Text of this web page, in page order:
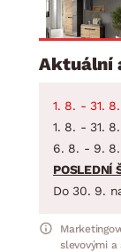
Aktuální
1. 8. - 31.
1. 8. - 31.
6. 8. - 9. 8.
POSLEDNÍ
Do 30. 9.
slevovými